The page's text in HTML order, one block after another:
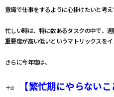
意識で仕事をするように心掛けたいと考え
忙しい時は、特に数あるタスクの中で、週
重要度が高い低いというマトリックスをイ
さらに今年度は、
＋α 【繁忙期にやらないこ